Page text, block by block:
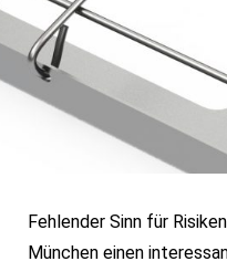
Fehlender Sinn für
München einen